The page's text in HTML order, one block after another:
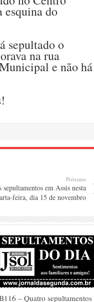
esquina do
sepultado o
na rua
e não há
Próximo
sepultamentos em Assis nesta
feira, dia 15 de novembro
– Quatro sepultamentos